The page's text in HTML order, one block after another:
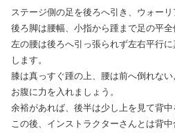
ステージ側の足を後ろへ引き、ウォーリ
後ろ脚は腰幅、小指から踵まで足の平全
左の腰は後ろへ引っ張られず左右平行
します。
膝は真っすぐ踵の上、腰は前へ倒れな
お腹に力を入れましょう。
余裕があれば、後半は少し上を見て背中
この後、インストラクターさんとは背